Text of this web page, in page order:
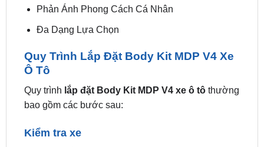
Tăng Giá Trị Tái Bán
Tùy Biến Theo Sở Thích Cá Nhân
Phản Ánh Phong Cách Cá Nhân
Đa Dạng Lựa Chọn
Quy Trình Lắp Đặt Body Kit MDP V4 Xe
Quy trìnhlắp đặt Body Kit MDP V4 xe ô tô